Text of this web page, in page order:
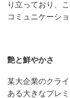
り立っており、
コミュニケーシ
艶と鮮やかさ
某大企業のクラ
ある大きなプレ